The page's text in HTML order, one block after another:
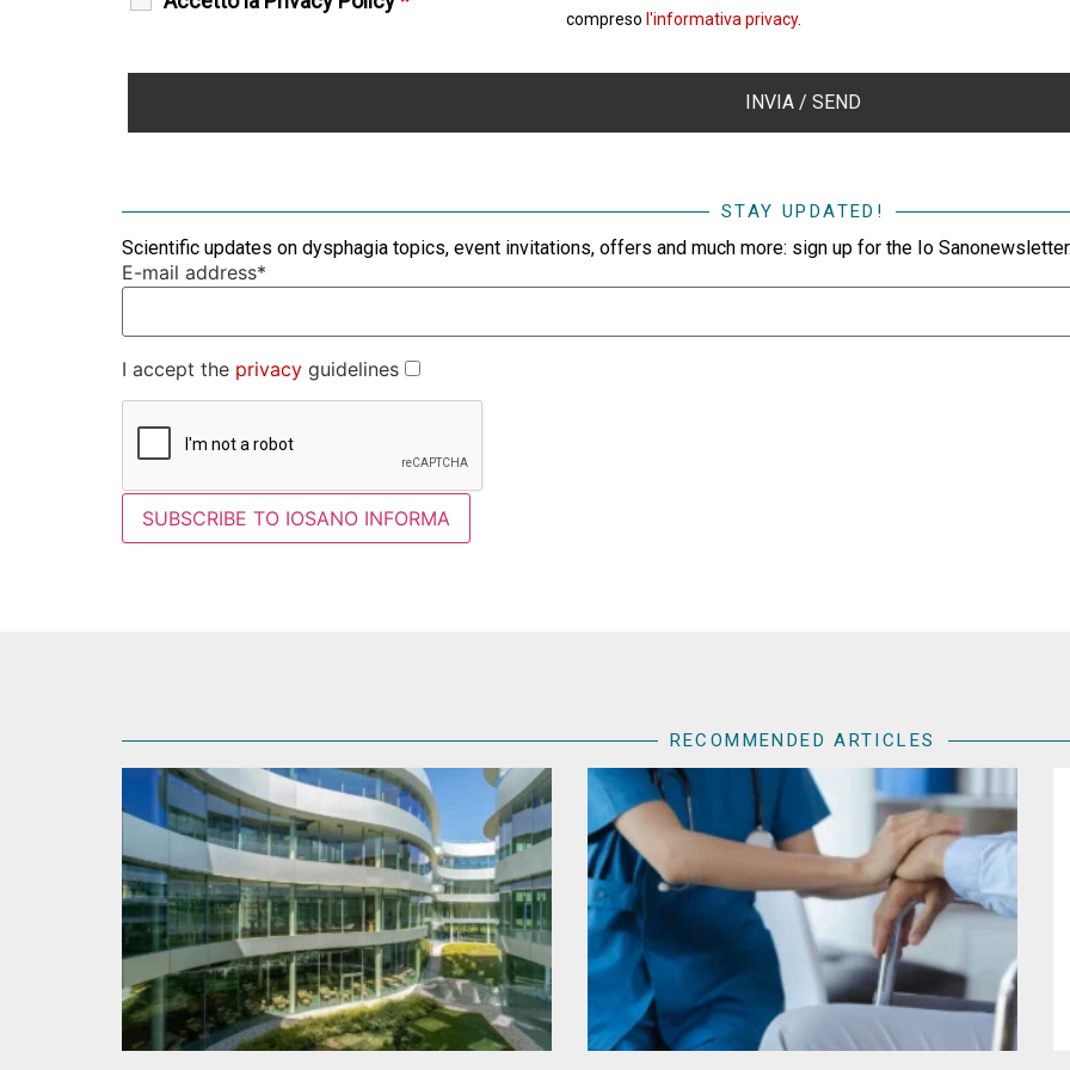
compreso l'informativa privacy.
STAY UPDATED!
Scientific updates on dysphagia topics, event invitations, offers and much more: sign up for the Io
E-mail address*
I accept the privacy guidelines
RECOMMENDED ARTICLES